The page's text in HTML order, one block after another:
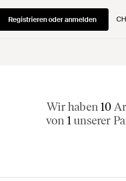
Registrieren oder anmelden CH
Wir haben 10
von 1unserer